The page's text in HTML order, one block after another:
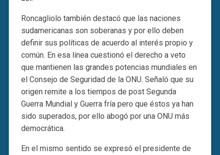
Roncagliolo también destacó que las naciones
sudamericanas son soberanas y por ello deben
definir sus políticas de acuerdo al interés propio y
común. En esa línea cuestionó el derecho a veto
que mantienen las grandes potencias mundiales en
el Consejo de Seguridad de la ONU. Señaló que su
origen remite a los tiempos de post Segunda
Guerra Mundial y Guerra fría pero que éstos ya han
sido superados, por ello abogó por una ONU más
democrática.
En el mismo sentido se expresó el presidente de